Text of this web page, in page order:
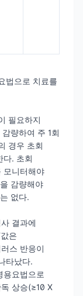
법으로 치료를
필요하지
량하여 주 1회
경우 초회
다. 초회
모니터해야
감량해야
없다.
결과에
은
스 반응이
타났다.
용요법으로
상승(≥10 X